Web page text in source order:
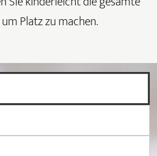
Platz zu machen.